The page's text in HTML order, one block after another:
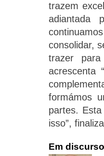
trazem
adiantada
consolidar,
trazer
acrescenta
formámos
partes.
isso”,
Em